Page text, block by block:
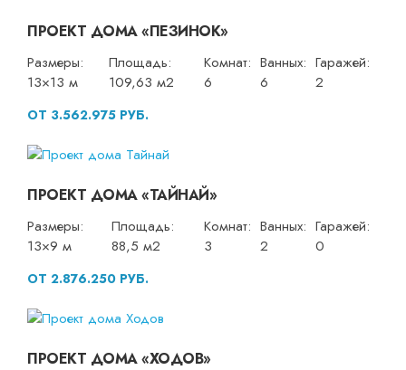
ПРОЕКТ ДОМА «ПЕЗИНОК»
Размеры:
13×13 м
Площадь:
109,63 м2
Комнат:
6
Ванных:
6
Гаражей:
2
ОТ 3.562.975 РУБ.
ПРОЕКТ ДОМА «ТАЙНАЙ»
Размеры:
13×9 м
Площадь:
88,5 м2
Комнат:
3
Ванных:
2
Гаражей:
0
ОТ 2.876.250 РУБ.
ПРОЕКТ ДОМА «ХОДОВ»